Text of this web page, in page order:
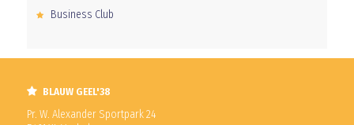
Business Club
BLAUW GEEL'38
Pr. W. Alexander Sportpark 24